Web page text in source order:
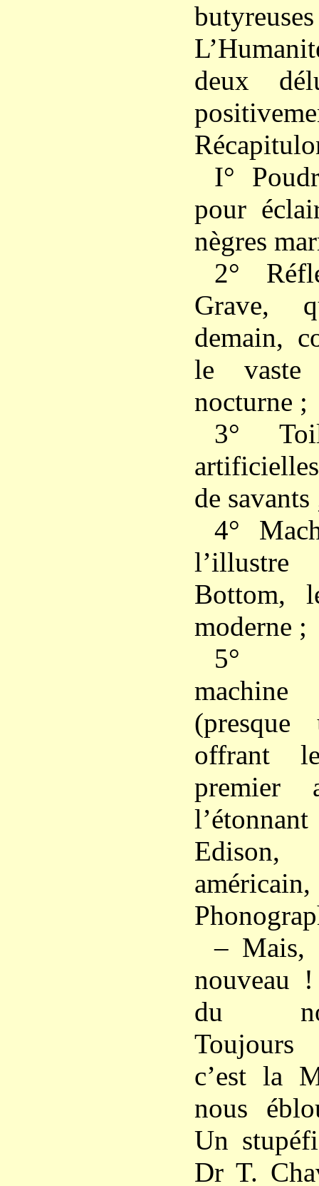
deux
I°
pour
nègres
2°
Grave,
demain,
le
nocturne ;
3°
de savants
4°
Bottom,
moderne ;
5°
machine
offrant
premier
– Mais,
nouveau
du
c’est la
nous
Un
Dr T.